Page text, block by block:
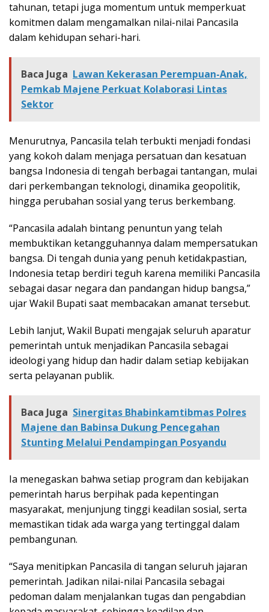
tahunan, tetapi juga momentum untuk memperkuat
komitmen dalam mengamalkan nilai-nilai Pancasila
dalam kehidupan sehari-hari.
Baca Juga Lawan Kekerasan Perempuan-Anak,
Pemkab Majene Perkuat Kolaborasi Lintas
Sektor
Menurutnya, Pancasila telah terbukti menjadi fondasi
yang kokoh dalam menjaga persatuan dan kesatuan
bangsa Indonesia di tengah berbagai tantangan, mulai
dari perkembangan teknologi, dinamika geopolitik,
hingga perubahan sosial yang terus berkembang.
“Pancasila adalah bintang penuntun yang telah
membuktikan ketangguhannya dalam mempersatukan
bangsa. Di tengah dunia yang penuh ketidakpastian,
Indonesia tetap berdiri teguh karena memiliki Pancasila
sebagai dasar negara dan pandangan hidup bangsa,”
ujar Wakil Bupati saat membacakan amanat tersebut.
Lebih lanjut, Wakil Bupati mengajak seluruh aparatur
pemerintah untuk menjadikan Pancasila sebagai
ideologi yang hidup dan hadir dalam setiap kebijakan
serta pelayanan publik.
Baca Juga Sinergitas Bhabinkamtibmas Polres
Majene dan Babinsa Dukung Pencegahan
Stunting Melalui Pendampingan Posyandu
Ia menegaskan bahwa setiap program dan kebijakan
pemerintah harus berpihak pada kepentingan
masyarakat, menjunjung tinggi keadilan sosial, serta
memastikan tidak ada warga yang tertinggal dalam
pembangunan.
“Saya menitipkan Pancasila di tangan seluruh jajaran
pemerintah. Jadikan nilai-nilai Pancasila sebagai
pedoman dalam menjalankan tugas dan pengabdian